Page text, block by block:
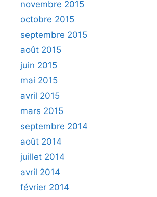
novembre 2015
octobre 2015
septembre 2015
août 2015
juin 2015
mai 2015
avril 2015
mars 2015
septembre 2014
août 2014
juillet 2014
avril 2014
février 2014